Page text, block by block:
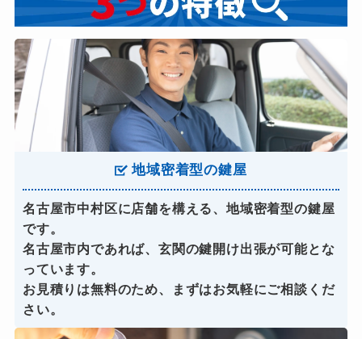
地域密着型の鍵屋
名古屋市中村区に店舗を構える、地域密着型の鍵屋
です。
名古屋市内であれば、玄関の鍵開け出張が可能とな
っています。
お見積りは無料のため、まずはお気軽にご相談くだ
さい。